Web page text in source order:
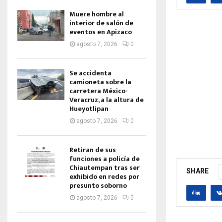
SHARE
Muere hombre al
interior de salón de
eventos en Apizaco
agosto 7, 2026 0
Se accidenta
camioneta sobre la
carretera México-
Veracruz, a la altura de
Hueyotlipan
agosto 7, 2026 0
Retiran de sus
funciones a policía de
Chiautempan tras ser
exhibido en redes por
presunto soborno
agosto 7, 2026 0